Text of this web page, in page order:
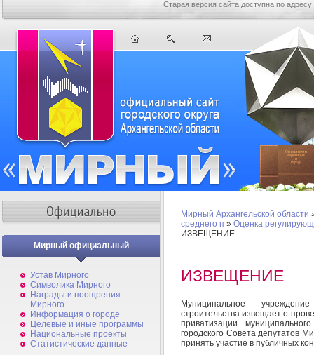
Старая версия сайта доступна по адресу
Мирный официальный
Устав Мирного
Символика Мирного
Награды и поощрения
Мирного
Информация о городе
Целевые и иные программы
Национальные проекты
Статистические данные
Мирный Архангельской области
среднего п » Оценка
ИЗВЕЩЕНИЕ
ИЗВЕЩЕНИЕ
Муниципальное
строительства извещает о
приватизации
городского Совета депутатов
принять участие в публичных